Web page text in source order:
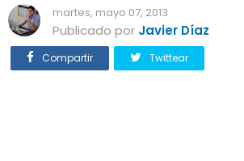
u
n
a
i
martes, mayo 07, 2013
Publicado por Javier Díaz
Compartir Twittear